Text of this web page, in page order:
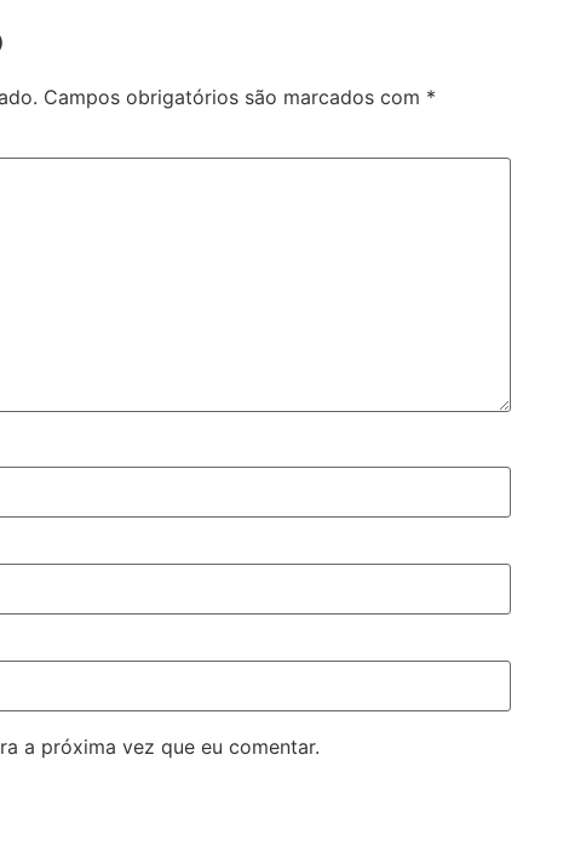
Campos obrigatórios são marcados com *
a próxima vez que eu comentar.